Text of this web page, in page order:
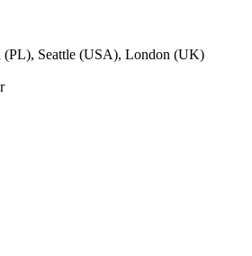
Seattle (USA), London (UK)